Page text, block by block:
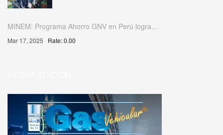
MINEM: Programa Ahorro GNV en Perú logra…
Mar 17, 2025 Rate: 0.00